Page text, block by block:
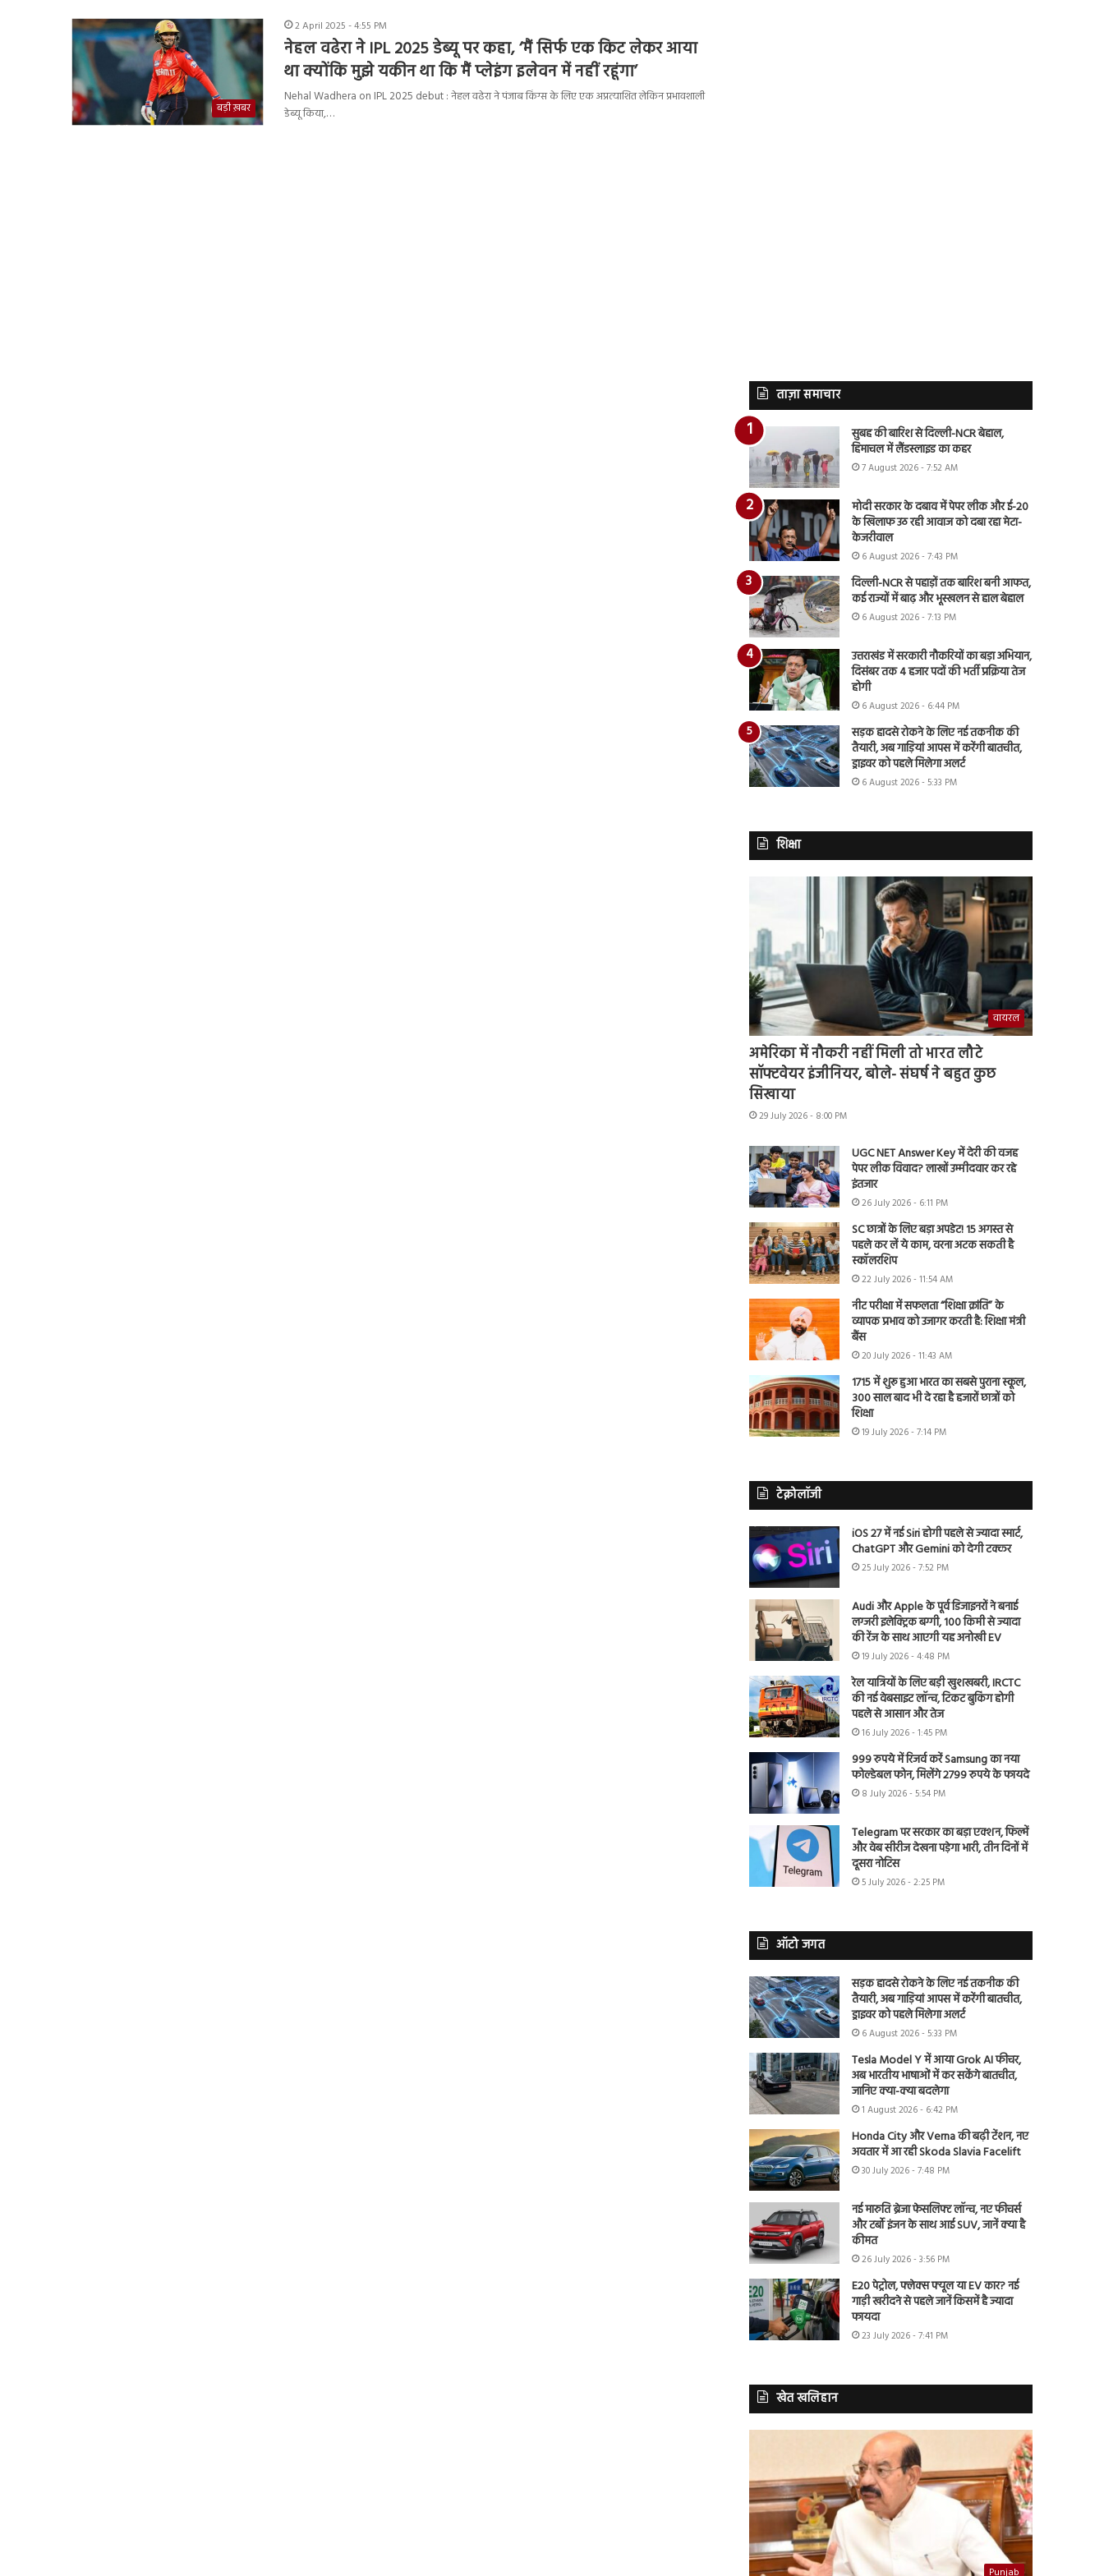
बड़ी ख़बर
2 April 2025 - 4:55 PM
नेहल वढेरा ने IPL 2025 डेब्यू पर कहा, ‘मैं सिर्फ एक किट लेकर आया
था क्योंकि मुझे यकीन था कि मैं प्लेइंग इलेवन में नहीं रहूंगा’
Nehal Wadhera on IPL 2025 debut : नेहल वढेरा ने पंजाब किंग्स के लिए एक अप्रत्याशित लेकिन प्रभावशाली
डेब्यू किया,…
ताज़ा समाचार
सुबह की बारिश से दिल्ली-NCR बेहाल,
हिमाचल में लैंडस्लाइड का कहर
7 August 2026 - 7:52 AM
मोदी सरकार के दबाव में पेपर लीक और ई-20
के खिलाफ उठ रही आवाज को दबा रहा मेटा-
केजरीवाल
6 August 2026 - 7:43 PM
दिल्ली-NCR से पहाड़ों तक बारिश बनी आफत,
कई राज्यों में बाढ़ और भूस्खलन से हाल बेहाल
6 August 2026 - 7:13 PM
उत्तराखंड में सरकारी नौकरियों का बड़ा अभियान,
दिसंबर तक 4 हजार पदों की भर्ती प्रक्रिया तेज
होगी
6 August 2026 - 6:44 PM
सड़क हादसे रोकने के लिए नई तकनीक की
तैयारी, अब गाड़ियां आपस में करेंगी बातचीत,
ड्राइवर को पहले मिलेगा अलर्ट
6 August 2026 - 5:33 PM
शिक्षा
वायरल
अमेरिका में नौकरी नहीं मिली तो भारत लौटे
सॉफ्टवेयर इंजीनियर, बोले- संघर्ष ने बहुत कुछ
सिखाया
29 July 2026 - 8:00 PM
UGC NET Answer Key में देरी की वजह
पेपर लीक विवाद? लाखों उम्मीदवार कर रहे
इंतजार
26 July 2026 - 6:11 PM
SC छात्रों के लिए बड़ा अपडेट! 15 अगस्त से
पहले कर लें ये काम, वरना अटक सकती है
स्कॉलरशिप
22 July 2026 - 11:54 AM
नीट परीक्षा में सफलता “शिक्षा क्रांति” के
व्यापक प्रभाव को उजागर करती है: शिक्षा मंत्री
बैंस
20 July 2026 - 11:43 AM
1715 में शुरू हुआ भारत का सबसे पुराना स्कूल,
300 साल बाद भी दे रहा है हजारों छात्रों को
शिक्षा
19 July 2026 - 7:14 PM
टेक्नोलॉजी
iOS 27 में नई Siri होगी पहले से ज्यादा स्मार्ट,
ChatGPT और Gemini को देगी टक्कर
25 July 2026 - 7:52 PM
Audi और Apple के पूर्व डिजाइनरों ने बनाई
लग्जरी इलेक्ट्रिक बग्गी, 100 किमी से ज्यादा
की रेंज के साथ आएगी यह अनोखी EV
19 July 2026 - 4:48 PM
रेल यात्रियों के लिए बड़ी खुशखबरी, IRCTC
की नई वेबसाइट लॉन्च, टिकट बुकिंग होगी
पहले से आसान और तेज
16 July 2026 - 1:45 PM
999 रुपये में रिजर्व करें Samsung का नया
फोल्डेबल फोन, मिलेंगे 2799 रुपये के फायदे
8 July 2026 - 5:54 PM
Telegram पर सरकार का बड़ा एक्शन, फिल्में
और वेब सीरीज देखना पड़ेगा भारी, तीन दिनों में
दूसरा नोटिस
5 July 2026 - 2:25 PM
ऑटो जगत
सड़क हादसे रोकने के लिए नई तकनीक की
तैयारी, अब गाड़ियां आपस में करेंगी बातचीत,
ड्राइवर को पहले मिलेगा अलर्ट
6 August 2026 - 5:33 PM
Tesla Model Y में आया Grok AI फीचर,
अब भारतीय भाषाओं में कर सकेंगे बातचीत,
जानिए क्या-क्या बदलेगा
1 August 2026 - 6:42 PM
Honda City और Verna की बढ़ी टेंशन, नए
अवतार में आ रही Skoda Slavia Facelift
30 July 2026 - 7:48 PM
नई मारुति ब्रेजा फेसलिफ्ट लॉन्च, नए फीचर्स
और टर्बो इंजन के साथ आई SUV, जानें क्या है
कीमत
26 July 2026 - 3:56 PM
E20 पेट्रोल, फ्लेक्स फ्यूल या EV कार? नई
गाड़ी खरीदने से पहले जानें किसमें है ज्यादा
फायदा
23 July 2026 - 7:41 PM
खेत खलिहान
Punjab